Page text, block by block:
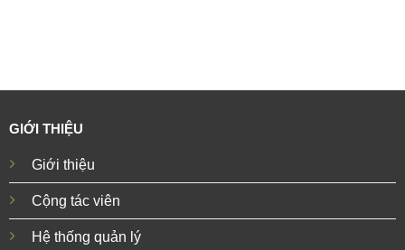
GIỚI THIỆU
Giới thiệu
Cộng tác viên
Hệ thống quản lý